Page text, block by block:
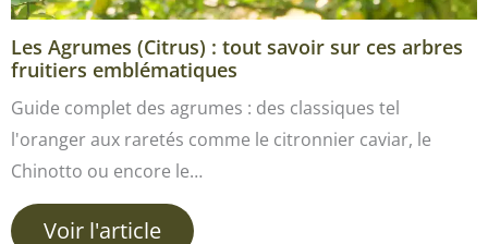
Les Agrumes (Citrus) : tout savoir sur ces arbres
fruitiers emblématiques
Guide complet des agrumes : des classiques tel
l'oranger aux raretés comme le citronnier caviar, le
Chinotto ou encore le…
Voir l'article